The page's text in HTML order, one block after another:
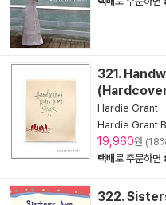
321.
Hardie Grant
Hardie Grant
19,960원
택배로 주문하면
322.